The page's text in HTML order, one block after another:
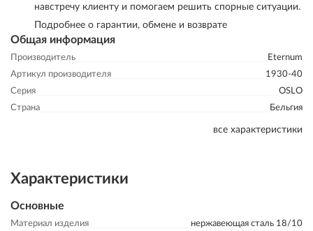
Общая информация
Производитель
Eternum
Артикул производителя
1930-40
Серия
OSLO
Страна
Бельгия
все характеристики
навстречу клиенту и помогаем решить спорные ситуации.
Подробнее о гарантии, обмене и возврате
Характеристики
Основные
Материал изделия
нержавеющая сталь 18/10